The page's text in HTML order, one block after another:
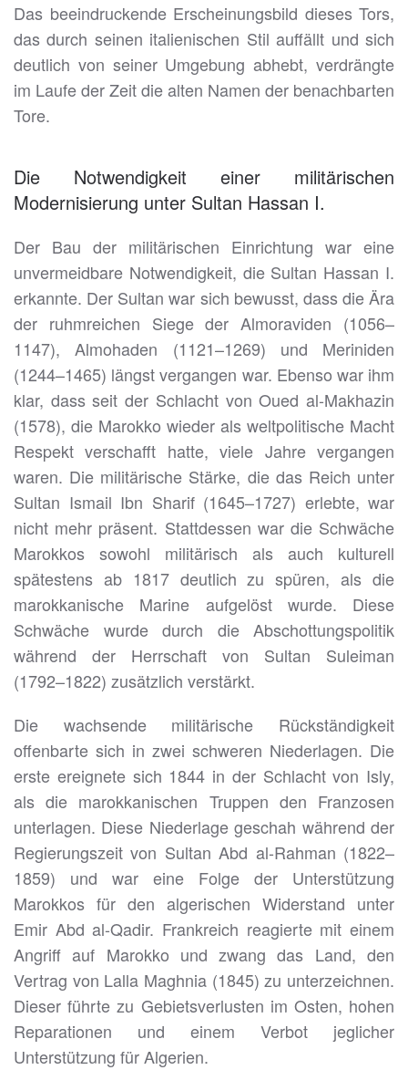
Das beeindruckende Erscheinungsbild dieses Tors,
das durch seinen italienischen Stil auffällt und sich
deutlich von seiner Umgebung abhebt, verdrängte
im Laufe der Zeit die alten Namen der benachbarten
Tore.
Die Notwendigkeit einer militärischen
Modernisierung unter Sultan Hassan I.
Der Bau der militärischen Einrichtung war eine
unvermeidbare Notwendigkeit, die Sultan Hassan I.
erkannte. Der Sultan war sich bewusst, dass die Ära
der ruhmreichen Siege der Almoraviden (1056–
1147), Almohaden (1121–1269) und Meriniden
(1244–1465) längst vergangen war. Ebenso war ihm
klar, dass seit der Schlacht von Oued al-Makhazin
(1578), die Marokko wieder als weltpolitische Macht
Respekt verschafft hatte, viele Jahre vergangen
waren. Die militärische Stärke, die das Reich unter
Sultan Ismail Ibn Sharif (1645–1727) erlebte, war
nicht mehr präsent. Stattdessen war die Schwäche
Marokkos sowohl militärisch als auch kulturell
spätestens ab 1817 deutlich zu spüren, als die
marokkanische Marine aufgelöst wurde. Diese
Schwäche wurde durch die Abschottungspolitik
während der Herrschaft von Sultan Suleiman
(1792–1822) zusätzlich verstärkt.
Die wachsende militärische Rückständigkeit
offenbarte sich in zwei schweren Niederlagen. Die
erste ereignete sich 1844 in der Schlacht von Isly,
als die marokkanischen Truppen den Franzosen
unterlagen. Diese Niederlage geschah während der
Regierungszeit von Sultan Abd al-Rahman (1822–
1859) und war eine Folge der Unterstützung
Marokkos für den algerischen Widerstand unter
Emir Abd al-Qadir. Frankreich reagierte mit einem
Angriff auf Marokko und zwang das Land, den
Vertrag von Lalla Maghnia (1845) zu unterzeichnen.
Dieser führte zu Gebietsverlusten im Osten, hohen
Reparationen und einem Verbot jeglicher
Unterstützung für Algerien.